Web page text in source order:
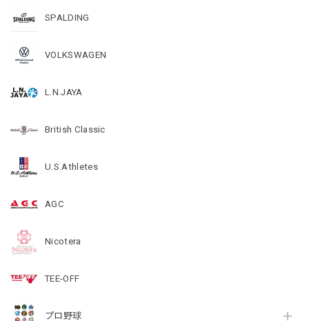
SPALDING
VOLKSWAGEN
L.N.JAYA
British Classic
U.S.Athletes
AGC
Nicotera
TEE-OFF
プロ野球